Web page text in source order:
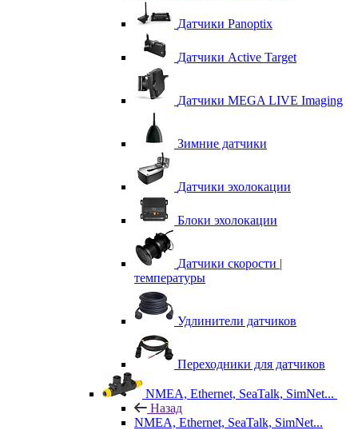
Датчики Panoptix
Датчики Active Target
Датчики MEGA LIVE Imaging
Зимние датчики
Датчики эхолокации
Блоки эхолокации
Датчики скорости |
температуры
Удлинители датчиков
Переходники для датчиков
NMEA, Ethernet, SeaTalk, SimNet...
Назад
NMEA, Ethernet, SeaTalk, SimNet...